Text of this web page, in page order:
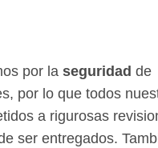
por laseguridad de
por lo que todos
a rigurosas
ser entregados.